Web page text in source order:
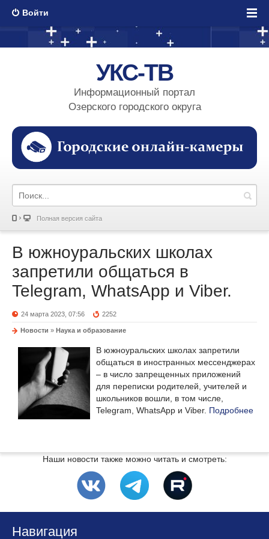
Войти
УКС-ТВ
Информационный портал
Озерского городского округа
Полная версия сайта
В южноуральских школах
запретили общаться в
Telegram, WhatsApp и Viber.
24 марта 2023, 07:56 2252
Новости » Наука и образование
В южноуральских школах запретили
общаться в иностранных мессенджерах
– в число запрещенных приложений
для переписки родителей, учителей и
школьников вошли, в том числе,
Telegram, WhatsApp и Viber. Подробнее
Наши новости также можно читать и смотреть:
Навигация